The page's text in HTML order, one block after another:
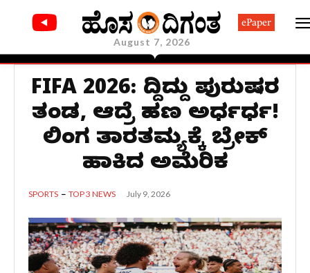
August 7, 2026
ePaper
FIFA 2026: ಗೆದ್ದಿದ್ದು ಪುರುಷರ
ತಂಡ, ಆದ್ರೆ ಹಣ ಅರ್ಧರ್ಧ!
ಲಿಂಗ ತಾರತಮ್ಯಕ್ಕೆ ಬ್ರೇಕ್
ಹಾಕಿದ ಅಮೆರಿಕ
SPORTS TOP 3 NEWS July 9, 2026